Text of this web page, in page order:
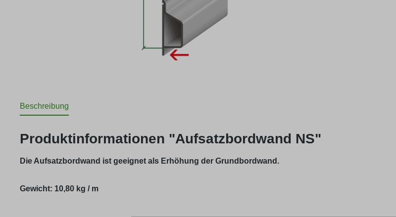
Beschreibung
Produktinformationen "Aufsatzbordwand NS"
Die Aufsatzbordwand ist geeignet als Erhöhung der Grundbordwand.
Gewicht: 10,80 kg / m